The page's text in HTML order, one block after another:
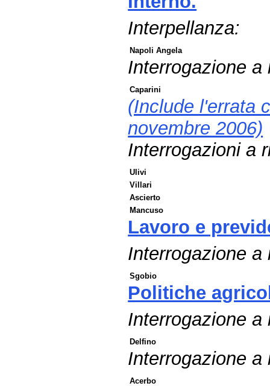
Interpellanza:
Napoli Angela
Interrogazione
Caparini
(Include l'errata
novembre 2006)
Interrogazioni a
Ulivi
Villari
Ascierto
Mancuso
Lavoro e
Interrogazione
Sgobio
Politiche
Interrogazione
Delfino
Interrogazione
Acerbo